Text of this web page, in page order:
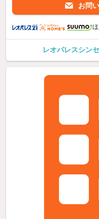
お問
レオパレスシン